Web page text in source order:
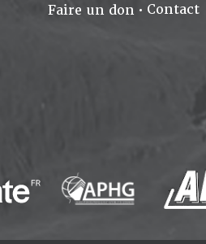
Faire un don
Contact